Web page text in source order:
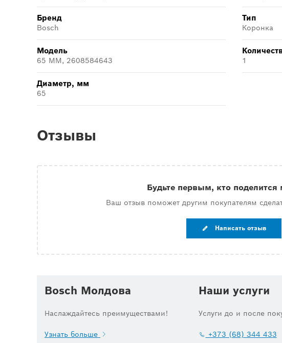
Бренд
Bosch
Тип
Коронка
Модель
65 MM, 2608584643 1
Диаметр, мм
65
Отзывы
Будьте первым, кто
Ваш отзыв поможет другим покупателям
Написать отзыв
Bosch Молдова
Наслаждайтесь преимуществами!
Узнать больше
Наши услуги
Услуги до и после
+373 (68) 344 433